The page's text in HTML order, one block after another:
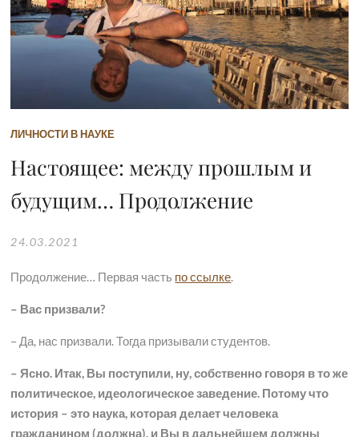
ЛИЧНОСТИ В НАУКЕ
Настоящее: между прошлым и
будущим… Продолжение
24.03.2021
Продолжение… Первая часть по ссылке.
– Вас призвали?
– Да, нас призвали. Тогда призывали студентов.
– Ясно. Итак, Вы поступили, ну, собственно говоря в то же
политическое, идеологическое заведение. Потому что
история – это наука, которая делает человека
гражданином (должна), и Вы в дальнейшем должны